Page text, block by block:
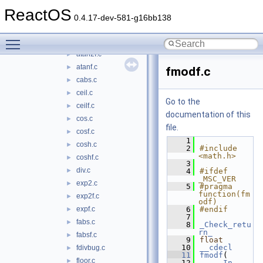
ReactOS 0.4.17-dev-581-g16bb138
► adjust.c
► atan2f.c
► atanf.c
► cabs.c
► ceil.c
► ceilf.c
► cos.c
► cosf.c
► cosh.c
► coshf.c
► div.c
► exp2.c
► exp2f.c
► expf.c
► fabs.c
► fabsf.c
► fdivbug.c
► floor.c
fmodf.c
Go to the
documentation of this
file.
    1
    2
#include
<math.h>
    3
    4
#ifdef
_MSC_VER
    5
#pragma
function(fm
odf)
    6
#endif
    7
    8
_Check_retu
rn_
    9
float
   10
__cdecl
   11
fmodf (